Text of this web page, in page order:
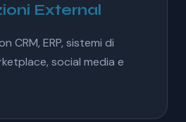
External
CRM, ERP, sistemi di
social media e